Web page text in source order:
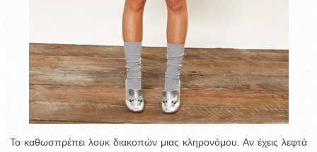
Το καθωσπρέπει λουκ διακοπών μιας κληρονόμου. Αν έχεις λεφτά